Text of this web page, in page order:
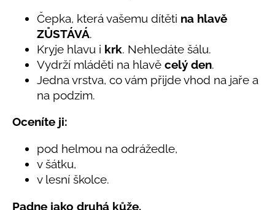
hvězdiček.
Čepka, která vašemu dítěti na hlavě
ZŮSTÁVÁ.
Kryje hlavu i krk. Nehledáte šálu.
Vydrží mláděti na hlavě celý den.
Jedna vrstva, co vám přijde vhod na jaře a
na podzim.
Oceníte ji:
pod helmou na odrážedle,
v šátku,
v lesní školce.
Padne jako druhá kůže.
LETNÍ
KALHOTY
ŽLUTÉ
695